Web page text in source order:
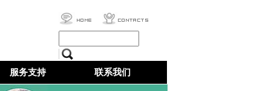
服务支持 联系我们